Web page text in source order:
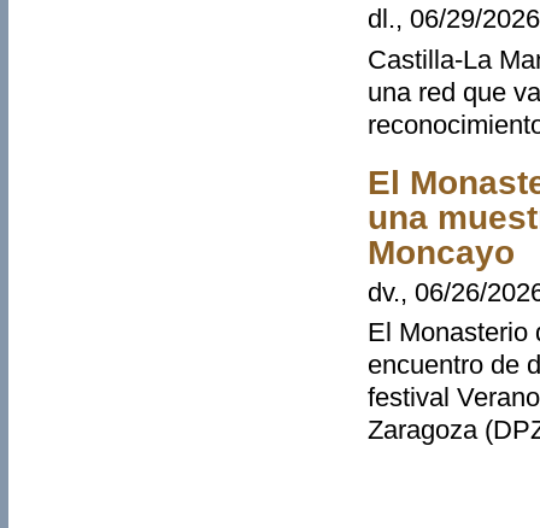
dl., 06/29/
Castilla-La
una red que
El
una
Moncayo
dv., 06/26/
El Monasterio
encuentro de
festival
Zaragoza